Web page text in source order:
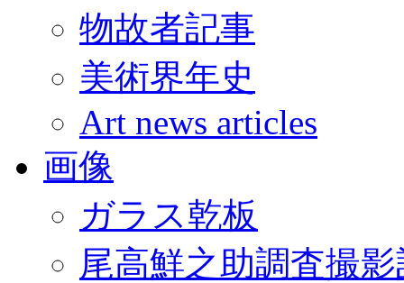
物故者記事
美術界年史
Art news articles
画像
ガラス乾板
尾高鮮之助調査撮